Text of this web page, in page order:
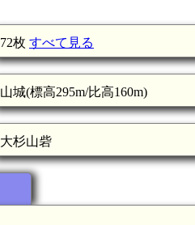
72枚 すべて見る
山城(標高295m/比高160m)
大杉山砦